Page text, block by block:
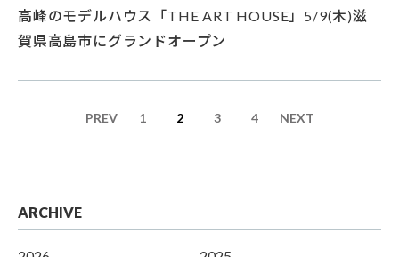
高峰のモデルハウス「THE ART HOUSE」5/9(木)滋
賀県高島市にグランドオープン
PREV 1 2 3 4 NEXT
ARCHIVE